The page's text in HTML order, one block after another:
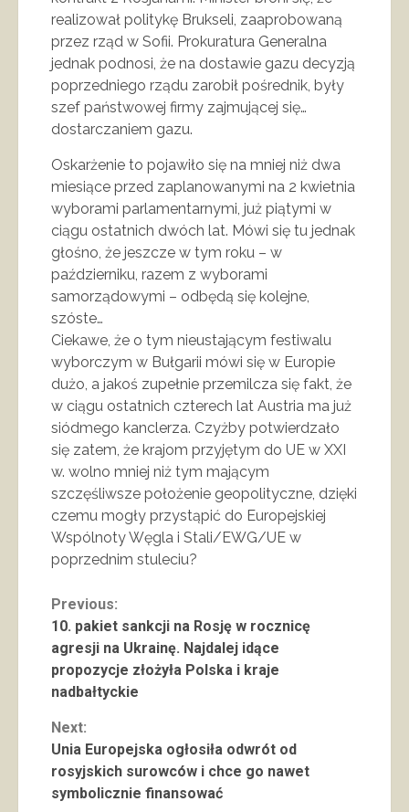
realizował politykę Brukseli, zaaprobowaną
przez rząd w Sofii. Prokuratura Generalna
jednak podnosi, że na dostawie gazu decyzją
poprzedniego rządu zarobił pośrednik, były
szef państwowej firmy zajmującej się…
dostarczaniem gazu.
Oskarżenie to pojawiło się na mniej niż dwa
miesiące przed zaplanowanymi na 2 kwietnia
wyborami parlamentarnymi, już piątymi w
ciągu ostatnich dwóch lat. Mówi się tu jednak
głośno, że jeszcze w tym roku – w
październiku, razem z wyborami
samorządowymi – odbędą się kolejne,
szóste…
Ciekawe, że o tym nieustającym festiwalu
wyborczym w Bułgarii mówi się w Europie
dużo, a jakoś zupełnie przemilcza się fakt, że
w ciągu ostatnich czterech lat Austria ma już
siódmego kanclerza. Czyżby potwierdzało
się zatem, że krajom przyjętym do UE w XXI
w. wolno mniej niż tym mającym
szczęśliwsze położenie geopolityczne, dzięki
czemu mogły przystąpić do Europejskiej
Wspólnoty Węgla i Stali/EWG/UE w
poprzednim stuleciu?
Continue
Reading
Previous:
10. pakiet sankcji na Rosję w rocznicę
agresji na Ukrainę. Najdalej idące
propozycje złożyła Polska i kraje
nadbałtyckie
Next:
Unia Europejska ogłosiła odwrót od
rosyjskich surowców i chce go nawet
symbolicznie finansować